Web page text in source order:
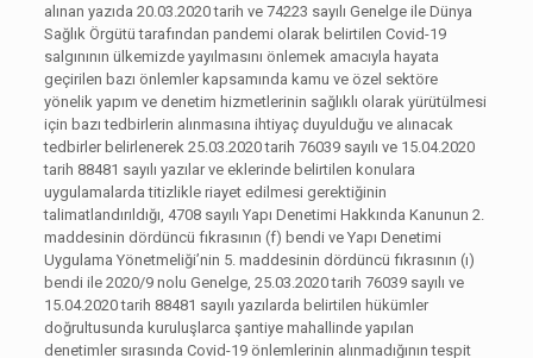
alınan yazıda 20.03.2020 tarih ve 74223 sayılı Genelge ile Dünya
Sağlık Örgütü tarafından pandemi olarak belirtilen Covid-19
salgınının ülkemizde yayılmasını önlemek amacıyla hayata
geçirilen bazı önlemler kapsamında kamu ve özel sektöre
yönelik yapım ve denetim hizmetlerinin sağlıklı olarak yürütülmesi
için bazı tedbirlerin alınmasına ihtiyaç duyulduğu ve alınacak
tedbirler belirlenerek 25.03.2020 tarih 76039 sayılı ve 15.04.2020
tarih 88481 sayılı yazılar ve eklerinde belirtilen konulara
uygulamalarda titizlikle riayet edilmesi gerektiğinin
talimatlandırıldığı, 4708 sayılı Yapı Denetimi Hakkında Kanunun 2.
maddesinin dördüncü fıkrasının (f) bendi ve Yapı Denetimi
Uygulama Yönetmeliği’nin 5. maddesinin dördüncü fıkrasının (ı)
bendi ile 2020/9 nolu Genelge, 25.03.2020 tarih 76039 sayılı ve
15.04.2020 tarih 88481 sayılı yazılarda belirtilen hükümler
doğrultusunda kuruluşlarca şantiye mahallinde yapılan
denetimler sırasında Covid-19 önlemlerinin alınmadığının tespit